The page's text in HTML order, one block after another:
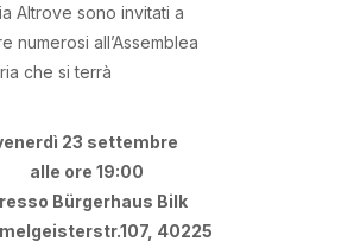
Altrove sono invitati a
numerosi all’Assemblea
che si terrà
23 settembre
alle ore 19:00
Bürgerhaus Bilk
40225